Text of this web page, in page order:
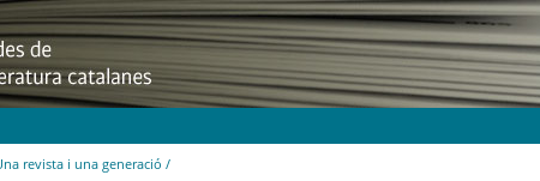
revista i una generació /